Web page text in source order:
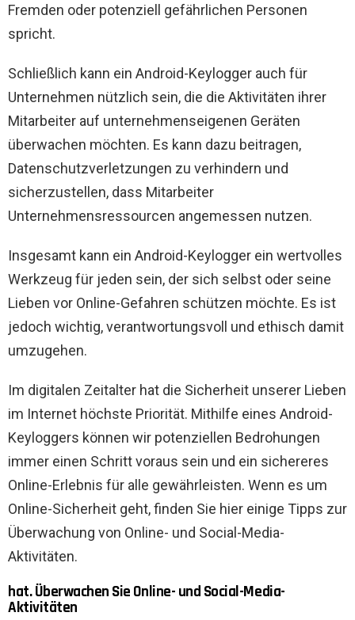
Fremden oder potenziell gefährlichen Personen
spricht.
Schließlich kann ein Android-Keylogger auch für
Unternehmen nützlich sein, die die Aktivitäten ihrer
Mitarbeiter auf unternehmenseigenen Geräten
überwachen möchten. Es kann dazu beitragen,
Datenschutzverletzungen zu verhindern und
sicherzustellen, dass Mitarbeiter
Unternehmensressourcen angemessen nutzen.
Insgesamt kann ein Android-Keylogger ein wertvolles
Werkzeug für jeden sein, der sich selbst oder seine
Lieben vor Online-Gefahren schützen möchte. Es ist
jedoch wichtig, verantwortungsvoll und ethisch damit
umzugehen.
Im digitalen Zeitalter hat die Sicherheit unserer Lieben
im Internet höchste Priorität. Mithilfe eines Android-
Keyloggers können wir potenziellen Bedrohungen
immer einen Schritt voraus sein und ein sichereres
Online-Erlebnis für alle gewährleisten. Wenn es um
Online-Sicherheit geht, finden Sie hier einige Tipps zur
Überwachung von Online- und Social-Media-
Aktivitäten.
hat. Überwachen Sie Online- und Social-Media-
Aktivitäten